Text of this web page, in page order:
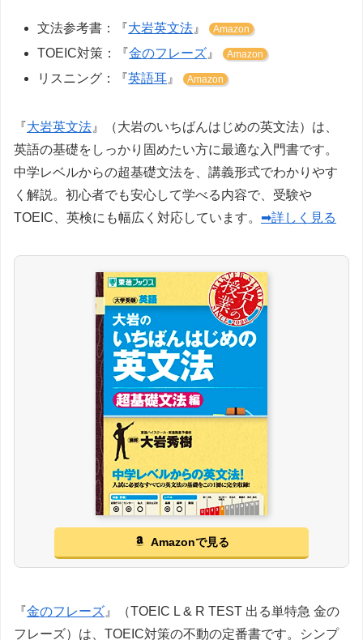
文法参考書：『大岩英文法 』 Amazon
TOEIC対策：『金のフレーズ 』 Amazon
リスニング：『英語耳 』 Amazon
『大岩英文法 』（大岩のいちばんはじめの英文法）は、
英語の基礎をしっかり固めたい方に最適な入門書です。
中学レベルからの超基礎文法を、講義形式でわかりやす
く解説。初心者でも安心して学べる内容で、受験や
TOEIC、英検にも幅広く対応しています。 ➡詳しく見る
Amazonで見る
『金のフレーズ 』（TOEIC L & R TEST 出る単特急 金の
フレーズ）は、TOEIC対策の不動の定番書です。シンプ